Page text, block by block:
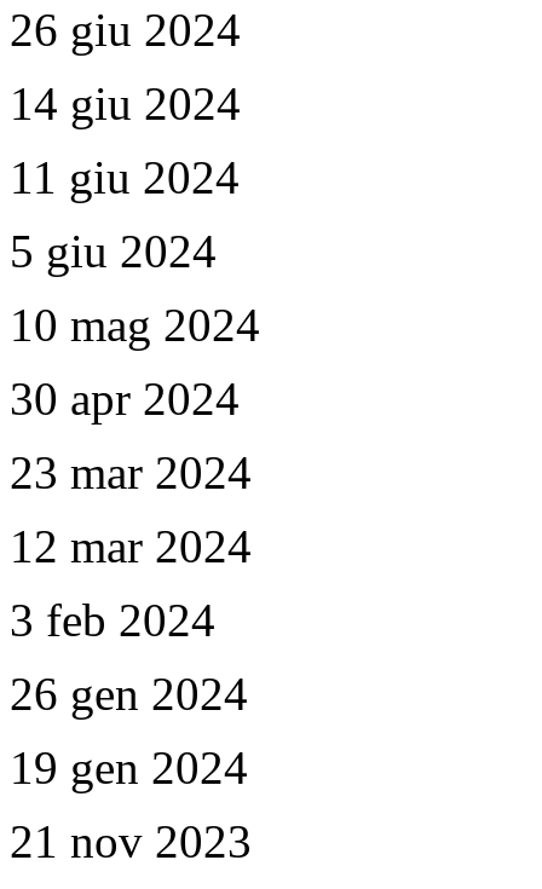
26 giu 2024
14 giu 2024
11 giu 2024
5 giu 2024
10 mag 2024
30 apr 2024
23 mar 2024
12 mar 2024
3 feb 2024
26 gen 2024
19 gen 2024
21 nov 2023